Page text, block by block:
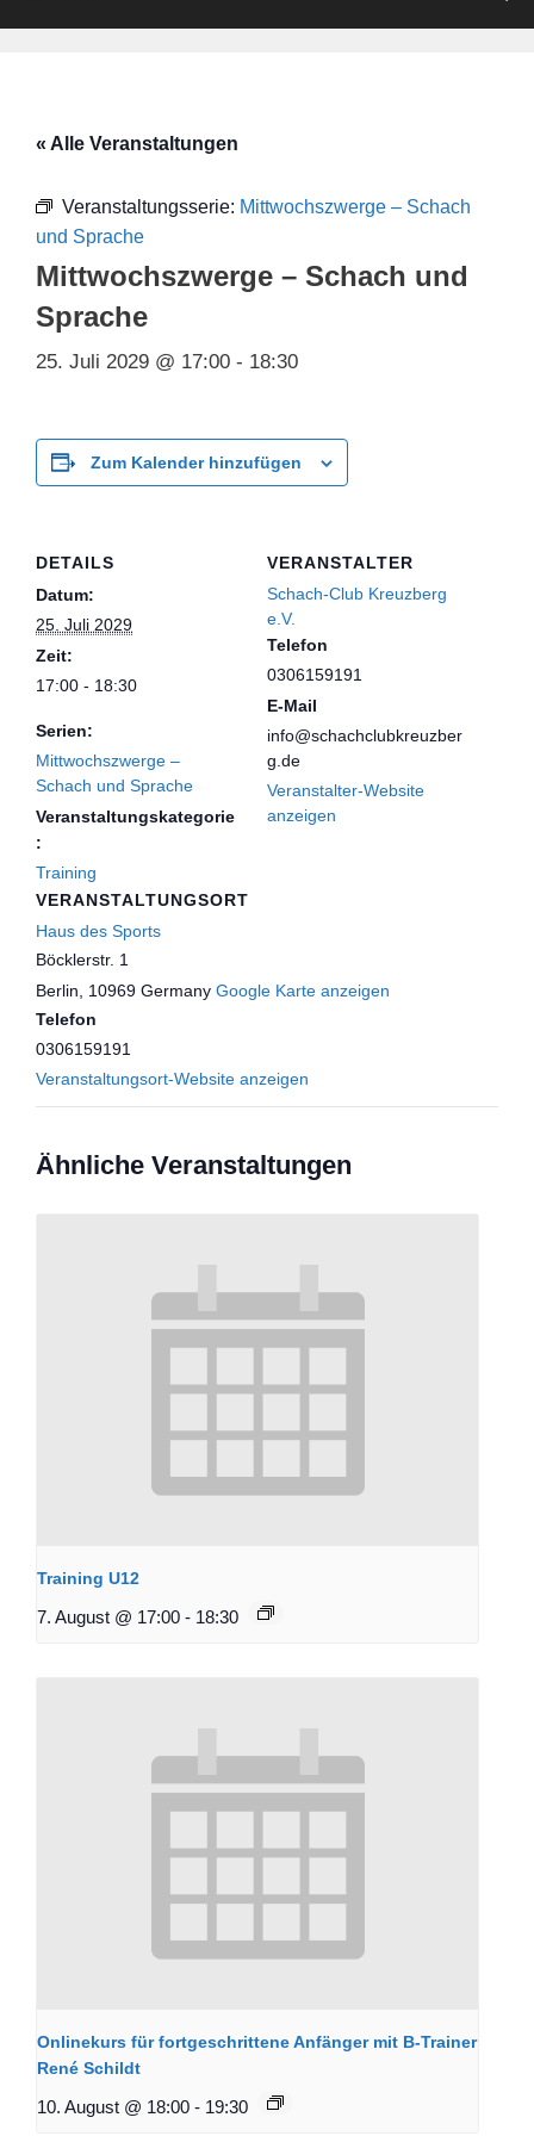
« Alle Veranstaltungen
Veranstaltungsserie: Mittwochszwerge – Schach
und Sprache
Mittwochszwerge – Schach und
Sprache
25. Juli 2029 @ 17:00 - 18:30
Zum Kalender hinzufügen
DETAILS
Datum:
25. Juli 2029
Zeit:
17:00 - 18:30
Serien:
Mittwochszwerge –
Schach und Sprache
Veranstaltungskategorie
:
Training
VERANSTALTUNGSORT
Haus des Sports
Böcklerstr. 1
Berlin
10969 Germany Google Karte anzeigen
Telefon
0306159191
Veranstaltungsort-Website anzeigen
VERANSTALTER
Schach-Club Kreuzberg
e.V.
Telefon
0306159191
E-Mail
info@schachclubkreuzber
g.de
Veranstalter-Website
anzeigen
Ähnliche Veranstaltungen
Training U12
7. August @ 17:00 - 18:30
Onlinekurs für fortgeschrittene Anfänger mit B-Trainer
René Schildt
10. August @ 18:00 - 19:30